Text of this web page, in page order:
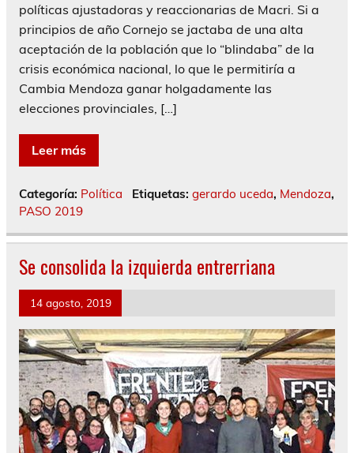
políticas ajustadoras y reaccionarias de Macri. Si a
principios de año Cornejo se jactaba de una alta
aceptación de la población que lo “blindaba” de la
crisis económica nacional, lo que le permitiría a
Cambia Mendoza ganar holgadamente las
elecciones provinciales, […]
Leer más
Categoría: Política Etiquetas: gerardo uceda, Mendoza,
PASO 2019
Se consolida la izquierda entrerriana
14 agosto, 2019